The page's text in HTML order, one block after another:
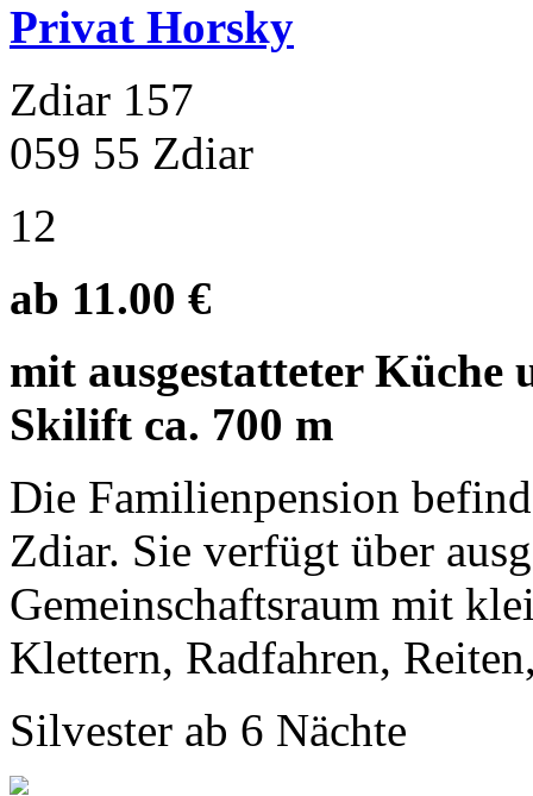
Privat Horsky
Zdiar 157
059 55 Zdiar
12
ab 11.00 €
mit ausgestatteter Küche
Skilift ca. 700 m
Die Familienpension
Zdiar. Sie verfügt über
Gemeinschaftsraum mit
Klettern, Radfahren,
Silvester ab 6 Nächte